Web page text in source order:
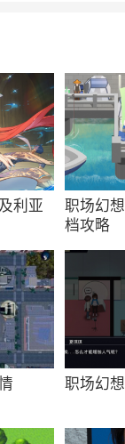
易有话题。
持活跃会得到
看的照片?
好看的角度
app，稍微加点
干净，不要
些乐器，宠物
片?
的菜单栏-进
利亚
职场幻
档攻略
职场幻